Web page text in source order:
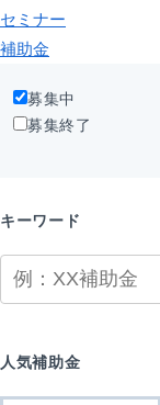
セミナー
補助金
募集中
募集終了
キーワード
人気補助金